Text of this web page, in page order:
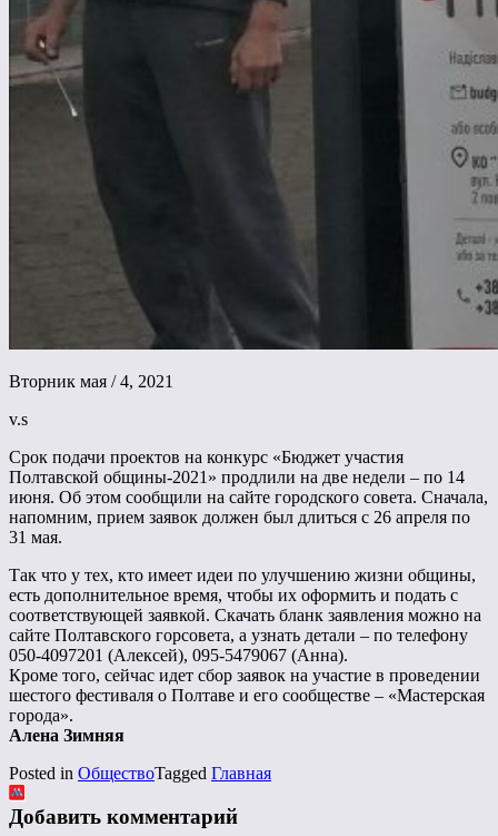
Вторник мая / 4, 2021
v.s
Срок подачи проектов на конкурс «Бюджет участия
Полтавской общины-2021» продлили на две недели – по 14
июня. Об этом сообщили на сайте городского совета. Сначала,
напомним, прием заявок должен был длиться с 26 апреля по
31 мая.
Так что у тех, кто имеет идеи по улучшению жизни общины,
есть дополнительное время, чтобы их оформить и подать с
соответствующей заявкой. Скачать бланк заявления можно на
сайте Полтавского горсовета, а узнать детали – по телефону
050-4097201 (Алексей), 095-5479067 (Анна).
Кроме того, сейчас идет сбор заявок на участие в проведении
шестого фестиваля о Полтаве и его сообществе – «Мастерская
города».
Алена Зимняя
Posted in ОбществоTagged Главная
Добавить комментарий